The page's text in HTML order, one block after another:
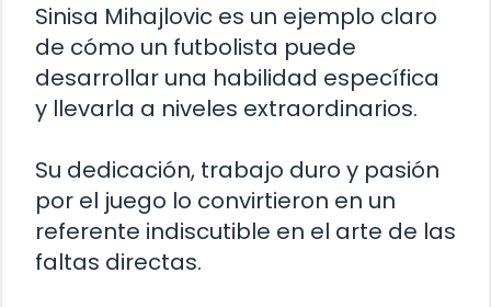
Sinisa Mihajlovic es un ejemplo claro
de cómo un futbolista puede
desarrollar una habilidad específica
y llevarla a niveles extraordinarios.
Su dedicación, trabajo duro y pasión
por el juego lo convirtieron en un
referente indiscutible en el arte de las
faltas directas.